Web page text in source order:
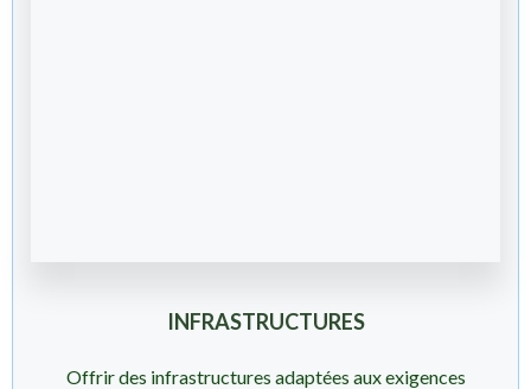
INFRASTRUCTURES
Offrir des infrastructures adaptées aux exigences